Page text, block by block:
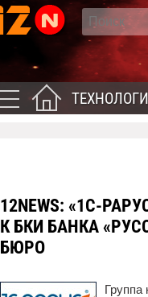
12NEWS: «1С-
К БКИ БАНКА
БЮРО
Группа